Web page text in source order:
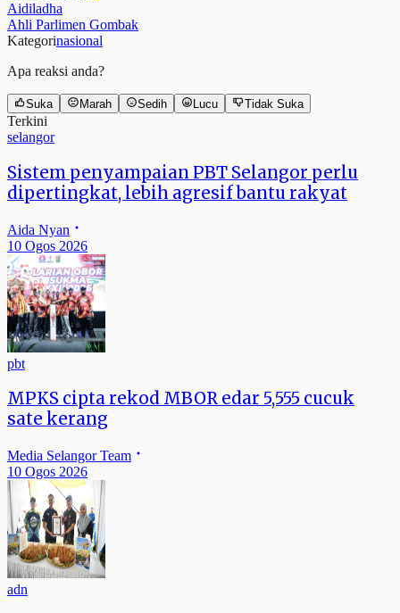
Aidiladha
Ahli Parlimen Gombak
Kategorinasional
Apa reaksi anda?
Suka Marah Sedih Lucu Tidak Suka
Terkini
selangor
Sistem penyampaian PBT Selangor perlu
dipertingkat, lebih agresif bantu rakyat
Aida Nyan
10 Ogos 2026
pbt
MPKS cipta rekod MBOR edar 5,555 cucuk
sate kerang
Media Selangor Team
10 Ogos 2026
adn